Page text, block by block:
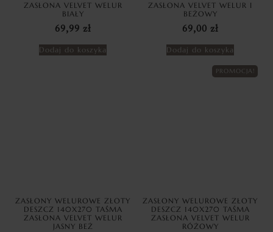
ZASŁONA VELVET WELUR
BIAŁY
69,99 zł
Dodaj do koszyka
ZASŁONA VELVET WELUR I
BEŻOWY
69,00 zł
Dodaj do koszyka
ZASŁONY WELUROWE ZŁOTY
DESZCZ 140X270 TAŚMA
ZASŁONA VELVET WELUR
JASNY BEŻ
PROMOCJA!
ZASŁONY WELUROWE ZŁOTY
DESZCZ 140X270 TAŚMA
ZASŁONA VELVET WELUR
RÓŻOWY